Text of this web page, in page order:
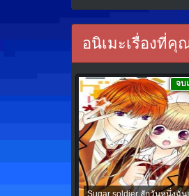
อนิเมะเรื่องที่คุ
Sugar soldier สักวันหนึ่งฉัน
จบ